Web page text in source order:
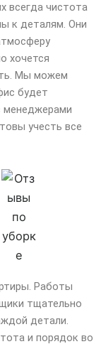
всегда чистота
к деталям. Они
хочется
Мы можем
будет
менеджерами
учесть все
Работы
тщательно
детали.
и порядок во